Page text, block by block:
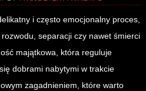
i często emocjonalny proces,
separacji czy nawet śmierci
majątkowa, która reguluje
dobrami nabytymi w trakcie
zagadnieniem, które warto